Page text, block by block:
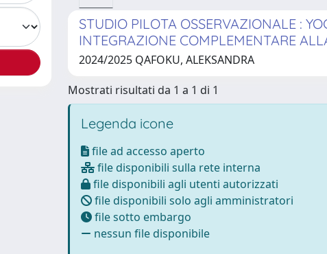
STUDIO PILOTA OSSERVAZIONALE :
INTEGRAZIONE COMPLEMENTARE
2024/2025 QAFOKU, ALEKSANDRA
Mostrati risultati da 1 a 1 di 1
Legenda icone
file ad accesso aperto
file disponibili sulla rete interna
file disponibili agli utenti autorizzati
file disponibili solo agli amministratori
file sotto embargo
nessun file disponibile